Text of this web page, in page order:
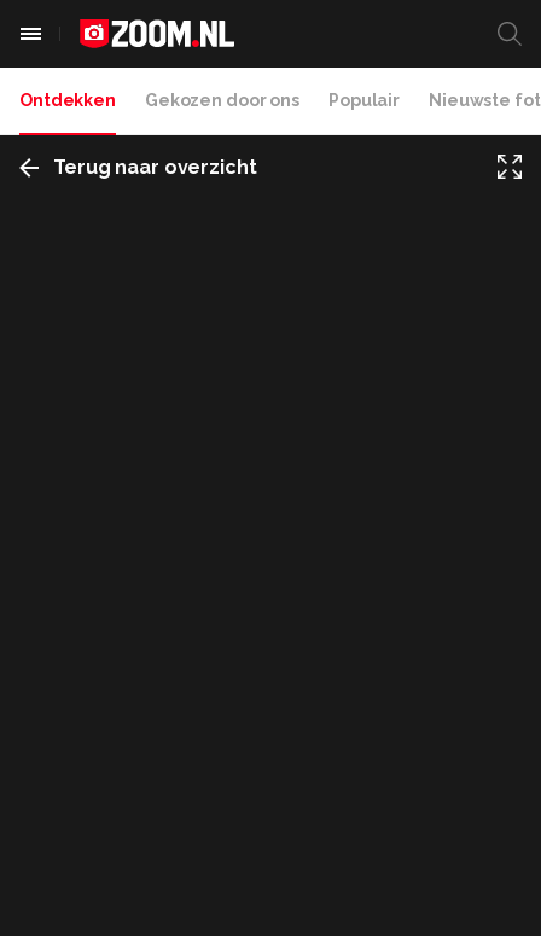
Ontdekken Gekozen door ons Populair Nieuwste
Terug naar overzicht